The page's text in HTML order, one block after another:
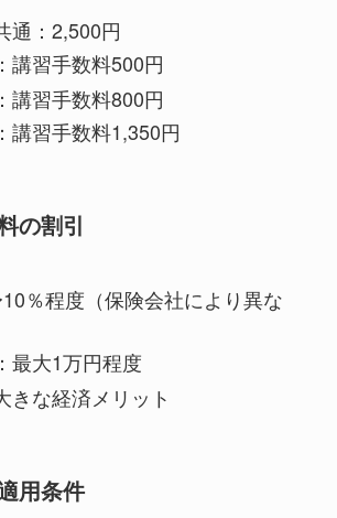
通：2,500円
講習手数料500円
講習手数料800円
講習手数料1,350円
の割引
％程度（保険会社により異な
最大1万円程度
きな経済メリット
用条件